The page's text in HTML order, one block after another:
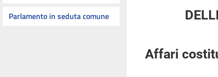
Parlamento in seduta comune
Affari